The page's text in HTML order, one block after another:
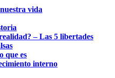
vida
– Las 5 libertades
que es
interno